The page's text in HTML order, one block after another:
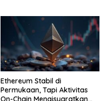
Ethereum Stabil di
Permukaan, Tapi Aktivitas
On-Chain Mengisyaratkan